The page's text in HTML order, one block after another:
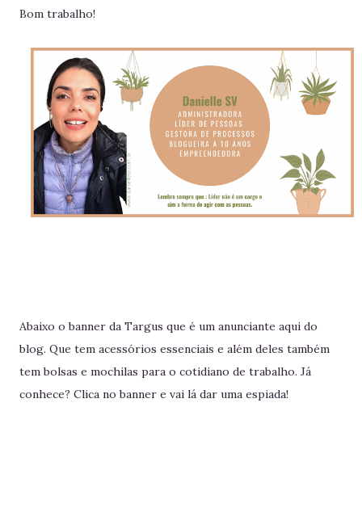
Bom trabalho!
Abaixo o banner da Targus que é um anunciante aqui do
blog. Que tem acessórios essenciais e além deles também
tem bolsas e mochilas para o cotidiano de trabalho. Já
conhece? Clica no banner e vai lá dar uma espiada!